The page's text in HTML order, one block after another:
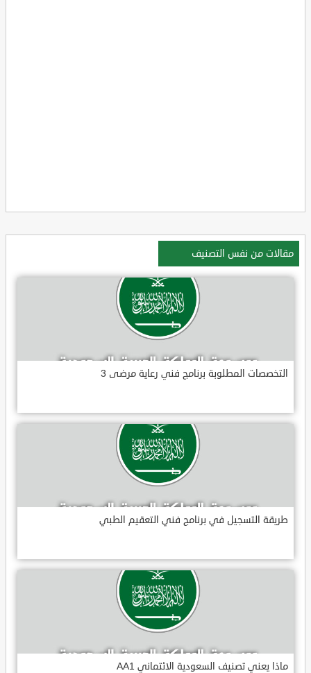
مقالات من نفس التصنيف
التخصصات المطلوبة برنامج فني رعاية مرضى 3
طريقة التسجيل في برنامج فني التعقيم الطبي
ماذا يعني تصنيف السعودية الائتماني AA1